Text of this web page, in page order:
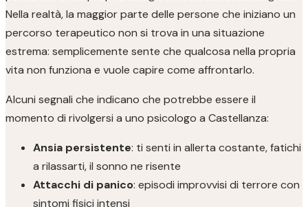
Nella realtà, la maggior parte delle persone che iniziano un
percorso terapeutico non si trova in una situazione
estrema: semplicemente sente che qualcosa nella propria
vita non funziona e vuole capire come affrontarlo.
Alcuni segnali che indicano che potrebbe essere il
momento di rivolgersi a uno psicologo a Castellanza:
Ansia persistente: ti senti in allerta costante, fatichi
a rilassarti, il sonno ne risente
Attacchi di panico: episodi improvvisi di terrore con
sintomi fisici intensi